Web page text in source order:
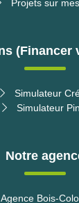
la
Projets sur
(Financer
Simulateur
Simulateur
Notre
Agence Bois-